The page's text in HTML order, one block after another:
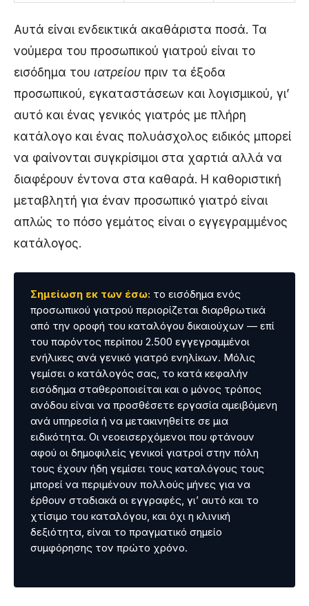
Αυτά είναι ενδεικτικά ακαθάριστα ποσά. Τα
νούμερα του προσωπικού γιατρού είναι το
εισόδημα του ιατρείου πριν τα έξοδα
προσωπικού, εγκαταστάσεων και λογισμικού, γι’
αυτό και ένας γενικός γιατρός με πλήρη
κατάλογο και ένας πολυάσχολος ειδικός μπορεί
να φαίνονται συγκρίσιμοι στα χαρτιά αλλά να
διαφέρουν έντονα στα καθαρά. Η καθοριστική
μεταβλητή για έναν προσωπικό γιατρό είναι
απλώς το πόσο γεμάτος είναι ο εγγεγραμμένος
κατάλογος.
Σημείωση εκ των έσω: το εισόδημα ενός
προσωπικού γιατρού περιορίζεται διαρθρωτικά
από την οροφή του καταλόγου δικαιούχων — επί
του παρόντος περίπου 2.500 εγγεγραμμένοι
ενήλικες ανά γενικό γιατρό ενηλίκων. Μόλις
γεμίσει ο κατάλογός σας, το κατά κεφαλήν
εισόδημα σταθεροποιείται και ο μόνος τρόπος
ανόδου είναι να προσθέσετε εργασία αμειβόμενη
ανά υπηρεσία ή να μετακινηθείτε σε μια
ειδικότητα. Οι νεοεισερχόμενοι που φτάνουν
αφού οι δημοφιλείς γενικοί γιατροί στην πόλη
τους έχουν ήδη γεμίσει τους καταλόγους τους
μπορεί να περιμένουν πολλούς μήνες για να
έρθουν σταδιακά οι εγγραφές, γι’ αυτό και το
χτίσιμο του καταλόγου, και όχι η κλινική
δεξιότητα, είναι το πραγματικό σημείο
συμφόρησης τον πρώτο χρόνο.